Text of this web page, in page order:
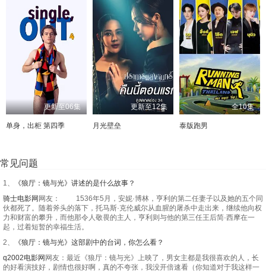
更新至06集
单身，出柜 第四季
更新至12集
月光壁垒
全10集
泰版跑男
常见问题
1、
《狼厅：镜与光》讲述的是什么故事？
骑士电影网网友： 1536年5月，安妮·博林，亨利的第二任妻子以及她的五个同
伙都死了。随着斧头的落下，托马斯·克伦威尔从血腥的屠杀中走出来，继续他向权
力和财富的攀升，而他那令人敬畏的主人，亨利则与他的第三任王后简·西摩在一
起，过着短暂的幸福生活。
2、
《狼厅：镜与光》这部剧中的台词，你怎么看？
q2002电影网网友：最近《狼厅：镜与光》上映了，男女主都是我很喜欢的人，长
的好看演技好，剧情也很好啊，真的不夸张，我没开倍速看（你知道对于我这样一